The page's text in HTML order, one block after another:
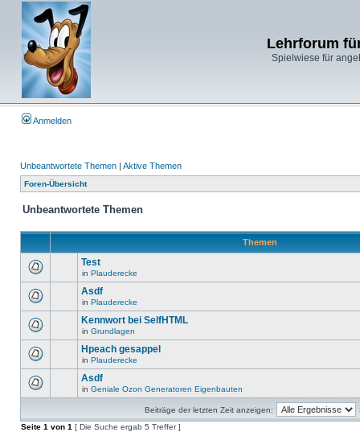
Lehrforum
Spielwiese für
Anmelden
Unbeantwortete Themen | Aktive Themen
Foren-Übersicht
Unbeantwortete Themen
Themen
Test
in Plauderecke
Asdf
in Plauderecke
Kennwort bei SelfHTML
in Grundlagen
Hpeach gesappel
in Plauderecke
Asdf
in Geniale Ozon Generatoren Eigenbauten
Beiträge der letzten Zeit anzeigen:
Seite 1 von 1 [ Die Suche ergab 5 Treffer ]